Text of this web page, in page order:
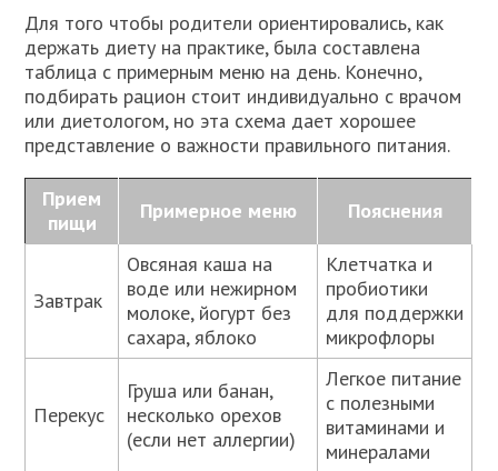
Для того чтобы родители ориентировались, как
держать диету на практике, была составлена
таблица с примерным меню на день. Конечно,
подбирать рацион стоит индивидуально с врачом
или диетологом, но эта схема дает хорошее
представление о важности правильного питания.
Прием
пищи
Примерное меню Пояснения
Завтрак
Овсяная каша на
воде или нежирном
молоке, йогурт без
сахара, яблоко
Клетчатка и
пробиотики
для поддержки
микрофлоры
Перекус
Груша или банан,
несколько орехов
(если нет аллергии)
Легкое питание
с полезными
витаминами и
минералами